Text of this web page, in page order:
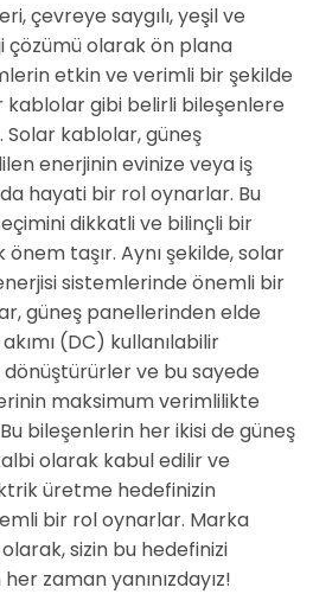
çevreye saygılı, yeşil ve
çözümü olarak ön plana
etkin ve verimli bir şekilde
kablolar gibi belirli bileşenlere
Solar kablolar, güneş
enerjinin evinize veya iş
hayati bir rol oynarlar. Bu
dikkatli ve bilinçli bir
taşır. Aynı şekilde, solar
sistemlerinde önemli bir
güneş panellerinden elde
(DC) kullanılabilir
ve bu sayede
maksimum verimlilikte
bileşenlerin her ikisi de güneş
olarak kabul edilir ve
üretme hedefinizin
bir rol oynarlar. Marka
sizin bu hedefinizi
zaman yanınızdayız!